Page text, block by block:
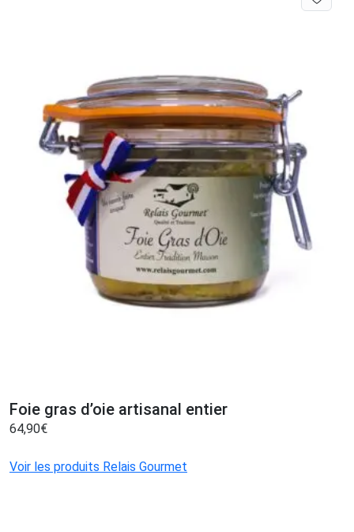
Foie gras d’oie artisanal entier
64,90€
Voir les produits Relais Gourmet